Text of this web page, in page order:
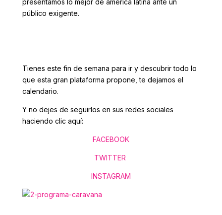
presentamos lo mejor de américa latina ante un
público exigente.
Tienes este fin de semana para ir y descubrir todo lo
que esta gran plataforma propone, te dejamos el
calendario.
Y no dejes de seguirlos en sus redes sociales
haciendo clic aquí:
FACEBOOK
TWITTER
INSTAGRAM